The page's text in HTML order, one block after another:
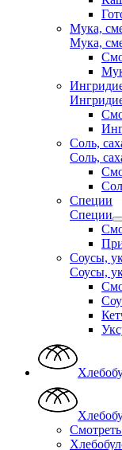
Мука,
Мука,
Соль,
Соль,
Специи
Специи
Соусы,
Соусы,
Смотреть